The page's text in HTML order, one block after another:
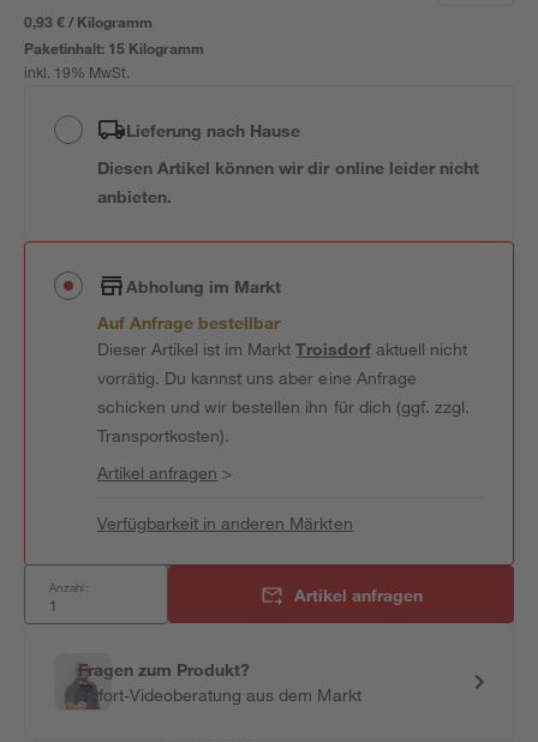
0,93 € / Kilogramm
Paketinhalt: 15 Kilogramm
inkl. 19% MwSt.
Lieferung nach Hause
Diesen Artikel können wir dir online leider nicht
anbieten.
Abholung im Markt
Auf Anfrage bestellbar
Dieser Artikel ist im MarktTroisdorfaktuell nicht
vorrätig. Du kannst uns aber eine Anfrage
schicken und wir bestellen ihn für dich (ggf. zzgl.
Transportkosten).
Artikel anfragen >
Verfügbarkeit in anderen Märkten
Anzahl: Artikel anfragen
Fragen zum Produkt?
Sofort-Videoberatung aus dem Markt